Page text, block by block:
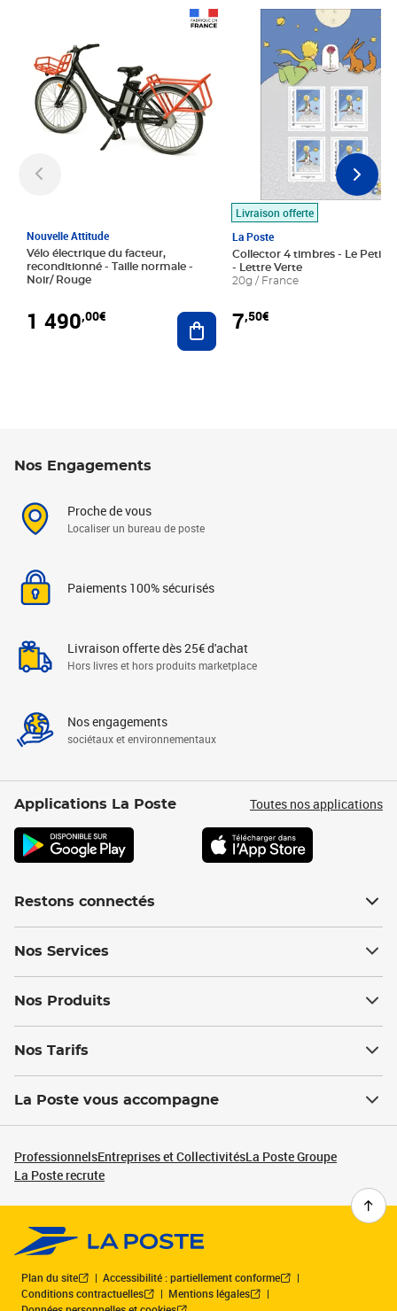
Nouvelle Attitude
Vélo électrique du facteur,
reconditionné - Taille normale -
Noir/ Rouge
1 490,00€ Ajouter au panier
Livraison offerte
La Poste
Collector 4 timbres - Le Petit
- Lettre Verte
20g / France
7,50€
Prix 7,50€
Nos Engagements
Proche de vous
Localiser un bureau de poste
Paiements 100% sécurisés
Livraison offerte dès 25€ d'achat
Hors livres et hors produits marketplace
Nos engagements
sociétaux et environnementaux
Applications La Poste Toutes nos applications
Restons connectés
Nos Services
Nos Produits
Nos Tarifs
La Poste vous accompagne
ProfessionnelsEntreprises et CollectivitésLa Poste Groupe
La Poste recrute
Plan du site
Accessibilité : partiellement conforme
Conditions contractuelles
Mentions légales